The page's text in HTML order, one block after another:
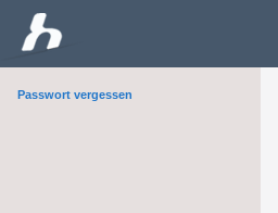
Passwort vergessen